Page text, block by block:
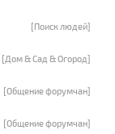
[Поиск людей]
[Дом & Сад & Огород]
[Общение форумчан]
[Общение форумчан]